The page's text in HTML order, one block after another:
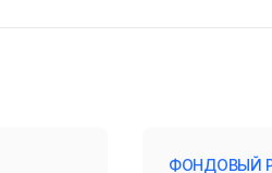
ФОНДОВЫЙ